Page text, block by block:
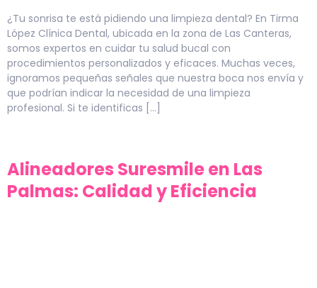
¿Tu sonrisa te está pidiendo una limpieza dental? En Tirma
López Clínica Dental, ubicada en la zona de Las Canteras,
somos expertos en cuidar tu salud bucal con
procedimientos personalizados y eficaces. Muchas veces,
ignoramos pequeñas señales que nuestra boca nos envía y
que podrían indicar la necesidad de una limpieza
profesional. Si te identificas […]
Alineadores Suresmile en Las
Palmas: Calidad y Eficiencia